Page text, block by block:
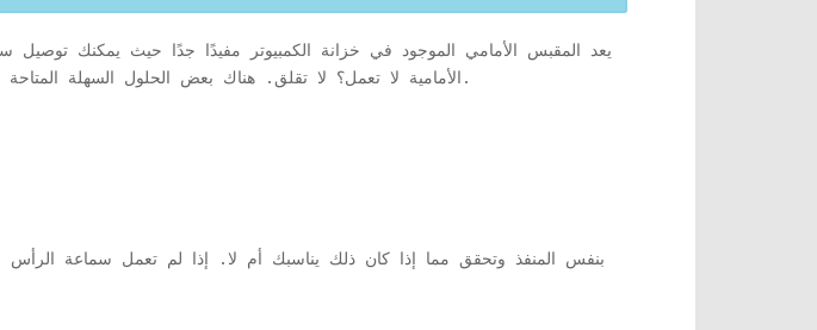
يعد المقبس الأمامي الموجود في خزانة الكمبيوتر مفيدًا جدًا حيث يمكنك
الأمامية لا تعمل؟ لا تقلق. هناك بعض الحلول السهلة المتاحة لحل المشكلة بسرعة. كل ما عليك فعله هو اتباع تعليماتنا الموجودة على جهازك.